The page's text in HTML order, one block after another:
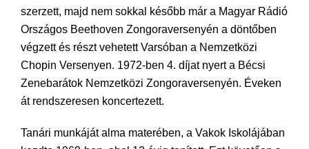
szerzett, majd nem sokkal később már a Magyar Rádió
Országos Beethoven Zongoraversenyén a döntőben
végzett és részt vehetett Varsóban a Nemzetközi
Chopin Versenyen. 1972-ben 4. díjat nyert a Bécsi
Zenebarátok Nemzetközi Zongoraversenyén. Éveken
át rendszeresen koncertezett.
Tanári munkáját alma materében, a Vakok Iskolájában